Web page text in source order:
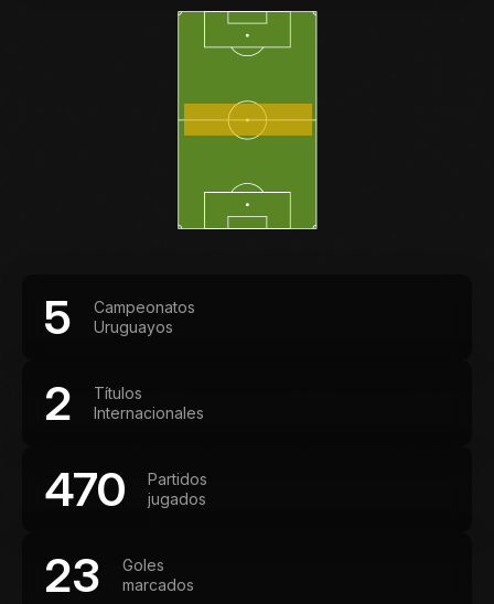
5
Campeonatos
Uruguayos
2
Títulos
Internacionales
470
Partidos
jugados
23
Goles
marcados